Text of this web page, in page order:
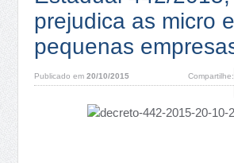
prejudica as micro e
pequenas
Publicado em20/10/2015 Compartilhe: